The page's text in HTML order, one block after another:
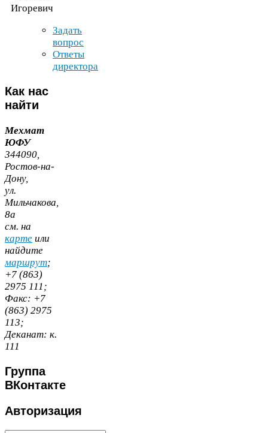
Игоревич
Задать
вопрос
Ответы
директора
Как нас
найти
Мехмат
ЮФУ
344090
Ростов-​на-​
Дону,
ул.
Мильчакова,
8а
cм. на
карте или
найдите
маршрут;
+7 (863)
2975 111 ;
Факс: +7
(863) 2975
113;
Деканат: к.
111
Группа
ВКонтакте
Авторизация